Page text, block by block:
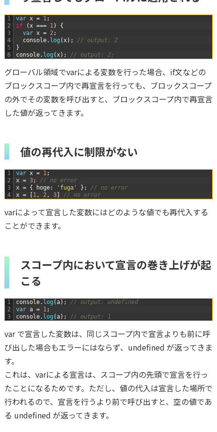
1
2
3
4
5
6
var x = 1;
if
(x === 1)
{
var x = 2;
console. log (x) ;
// output: 2
}
console. log (x) ; // output: 2;
グローバル領域でvarによる変数を行った場合、if文などの
ブロックスコープ内で再宣言を行っても、ブロックスコープ
の外でその変数を呼び出すと、ブロックスコープ内で再宣言
した値が返ってきます。
値の再代入に制限がない
1
2
3
4
var x = 1;
x = 3;
// no error
x = { hoge: 'fuga' } ;
// no error
x = 1, 2, 3] // no error
varによって宣言した変数にはどのような値でも再代入する
ことができます。
スコープ内において宣言の巻き上げが起
こる
1
2
3
console. log (a) ;
// output: undefined
var a = 1;
console. log (a) ; // output: 1
var で宣言した変数は、同じスコープ内で宣言よりも前に呼
び出した場合もエラーにはならず、undefined が返ってきま
す。
これは、varによる宣言は、スコープ内の先頭で宣言を行っ
たことになるためです。ただし、値の代入は宣言した場所で
行われるので、宣言を行うより前で呼び出すと、空の値であ
る undefined が返ってきます。